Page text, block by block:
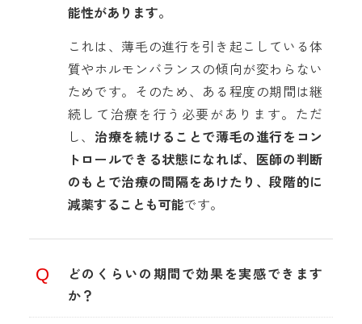
能性があります。
これは、薄毛の進行を引き起こしている体
質やホルモンバランスの傾向が変わらない
ためです。そのため、ある程度の期間は継
続して治療を行う必要があります。ただ
し、治療を続けることで薄毛の進行をコン
トロールできる状態になれば、医師の判断
のもとで治療の間隔をあけたり、段階的に
減薬することも可能です。
どのくらいの期間で効果を実感できます
か？